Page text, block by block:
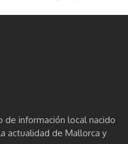
de información local nacido
actualidad de Mallorca y